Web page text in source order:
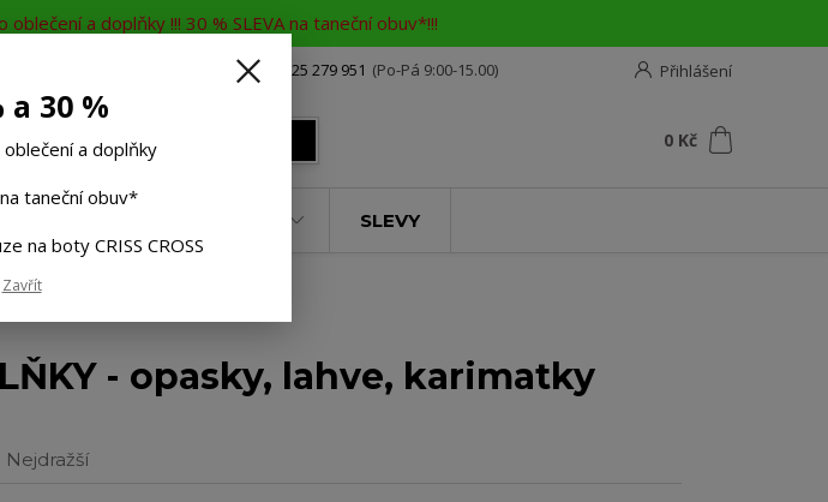
oblečení a doplňky !!! 30 % SLEVA na taneční obuv*!!!
Přihlášení
Rádi Vám poradíme 725 279 951 (Po-Pá 9:00-15.00)
0 Kč
SLEVY
- opasky, lahve, karimatky
Nejdražší
a 30 %
a doplňky
taneční obuv*
na boty CRISS CROSS
Zavřít